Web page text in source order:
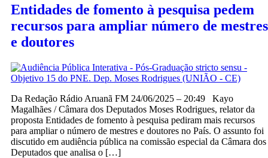
Entidades de fomento à pesquisa pedem
recursos para ampliar número de mestres
e doutores
Da Redação Rádio Aruanã FM 24/06/2025 – 20:49 Kayo
Magalhães / Câmara dos Deputados Moses Rodrigues, relator da
proposta Entidades de fomento à pesquisa pediram mais recursos
para ampliar o número de mestres e doutores no País. O assunto foi
discutido em audiência pública na comissão especial da Câmara dos
Deputados que analisa o […]